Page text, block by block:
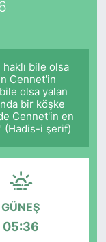
bile olsa
Cennet'in
olsa yalan
bir köşke
Cennet'in en
(Hadis-i şerif)
GÜNEŞ
05:36